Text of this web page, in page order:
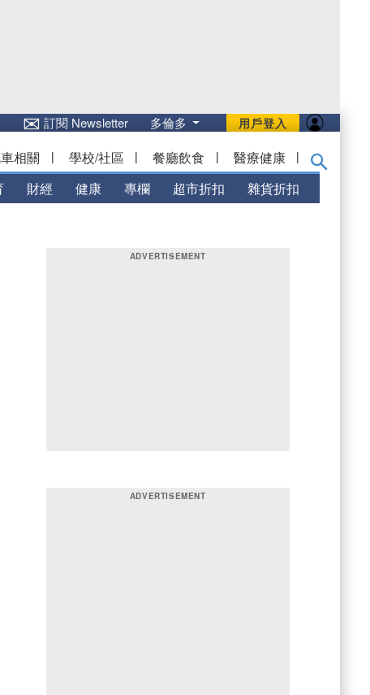
用戶登入
✉訂閱 Newsletter 多倫多
相關 | 學校/社區 | 餐廳飲食 | 醫療健康 |
財經 健康 專欄 超市折扣 雜貨折扣